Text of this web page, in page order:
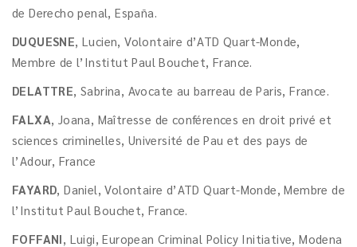
de Derecho penal, España.
DUQUESNE, Lucien, Volontaire d’ATD Quart-Monde,
Membre de l’Institut Paul Bouchet, France.
DELATTRE, Sabrina, Avocate au barreau de Paris, France.
FALXA, Joana, Maîtresse de conférences en droit privé et
sciences criminelles, Université de Pau et des pays de
l’Adour, France
FAYARD, Daniel, Volontaire d’ATD Quart-Monde, Membre de
l’Institut Paul Bouchet, France.
FOFFANI, Luigi, European Criminal Policy Initiative, Modena